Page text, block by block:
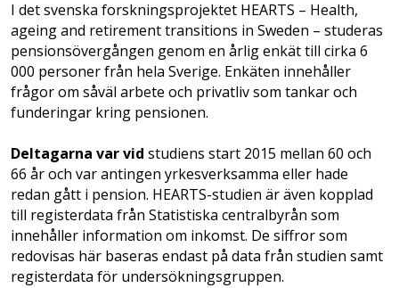
I det svenska forskningsprojektet HEARTS – Health,
ageing and retirement transitions in Sweden – studeras
pensionsövergången genom en årlig enkät till cirka 6
000 personer från hela Sverige. Enkäten innehåller
frågor om såväl arbete och privatliv som tankar och
funderingar kring pensionen.
Deltagarna var vid studiens start 2015 mellan 60 och
66 år och var antingen yrkesverksamma eller hade
redan gått i pension. HEARTS-studien är även kopplad
till registerdata från Statistiska centralbyrån som
innehåller information om inkomst. De siffror som
redovisas här baseras endast på data från studien samt
registerdata för undersökningsgruppen.